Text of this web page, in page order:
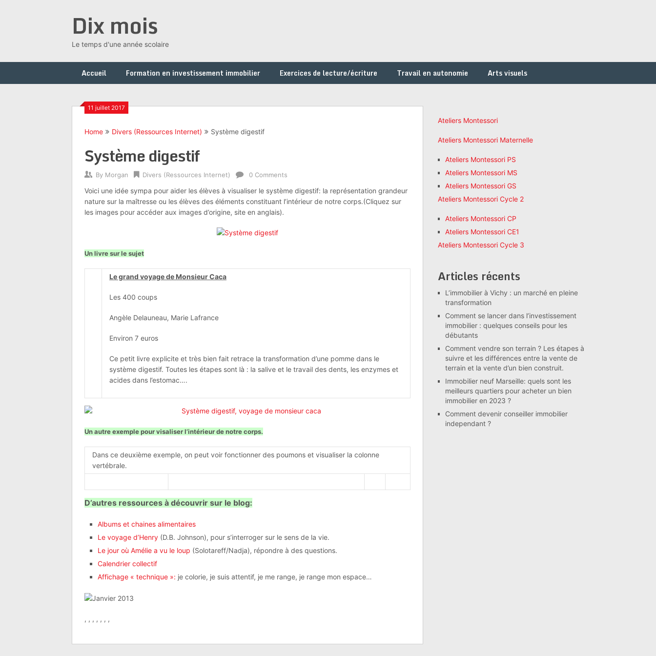
Dix mois
Le temps d'une année scolaire
Accueil Formation en investissement immobilier Exercices de lecture/écriture Travail en autonomie Arts visuels
11 juillet 2017
Home Divers (Ressources Internet) Système digestif
Système digestif
By Morgan Divers (Ressources Internet) 0 Comments
Voici une idée sympa pour aider les élèves à visualiser le système digestif: la représentation grandeur
nature sur la maîtresse ou les élèves des éléments constituant l’intérieur de notre corps.(Cliquez sur
les images pour accéder aux images d’origine, site en anglais).
Un livre sur le sujet
Le grand voyage de Monsieur Caca
Les 400 coups
Angèle Delauneau, Marie Lafrance
Environ 7 euros
Ce petit livre explicite et très bien fait retrace la transformation d’une pomme dans le
système digestif. Toutes les étapes sont là : la salive et le travail des dents, les enzymes et
acides dans l’estomac….
Un autre exemple pour visaliser l’intérieur de notre corps.
Dans ce deuxième exemple, on peut voir fonctionner des poumons et visualiser la colonne
vertébrale.
D’autres ressources à découvrir sur le blog:
Albums et chaines alimentaires
Le voyage d’Henry(D.B. Johnson), pour s’interroger sur le sens de la vie.
Le jour où Amélie a vu le loup (Solotareff/Nadja), répondre à des questions.
Calendrier collectif
Affichage « technique »: je colorie, je suis attentif, je me range, je range mon espace…
, , , , , , ,
Ateliers Montessori
Ateliers Montessori Maternelle
Ateliers Montessori PS
Ateliers Montessori MS
Ateliers Montessori GS
Ateliers Montessori Cycle 2
Ateliers Montessori CP
Ateliers Montessori CE1
Ateliers Montessori Cycle 3
Articles récents
L’immobilier à Vichy : un marché en pleine
transformation
Comment se lancer dans l’investissement
immobilier : quelques conseils pour les
débutants
Comment vendre son terrain ? Les étapes à
suivre et les différences entre la vente de
terrain et la vente d’un bien construit.
Immobilier neuf Marseille: quels sont les
meilleurs quartiers pour acheter un bien
immobilier en 2023 ?
Comment devenir conseiller immobilier
independant ?